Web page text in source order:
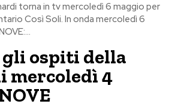
torna in tv mercoledì 6 maggio per
Così Soli. In onda mercoledì 6
gli ospiti della
mercoledì 4